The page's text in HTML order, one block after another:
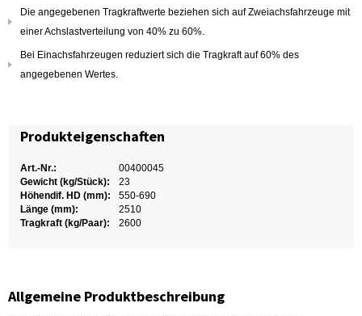
Die angegebenen Tragkraftwerte beziehen sich auf Zweiachsfahrzeuge mit
einer Achslastverteilung von 40% zu 60%.
Bei Einachsfahrzeugen reduziert sich die Tragkraft auf 60% des
angegebenen Wertes.
Produkteigenschaften
Art.-Nr.:
00400045
Gewicht (kg/Stück):
23
Höhendif. HD (mm):
550-690
Länge (mm):
2510
Tragkraft (kg/Paar):
2600
Allgemeine Produktbeschreibung